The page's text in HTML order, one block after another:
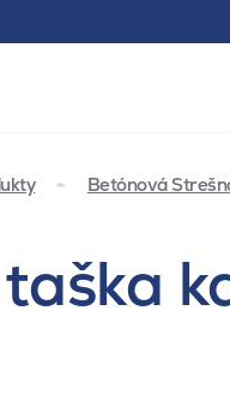
Betónová